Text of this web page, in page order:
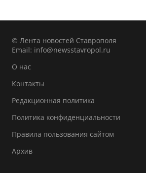
© Лента новостей Ставрополя
Email: info@newsstavropol.ru
О нас
Контакты
Редакционная политика
Политика конфиденциальности
Правила пользования сайтом
Архив